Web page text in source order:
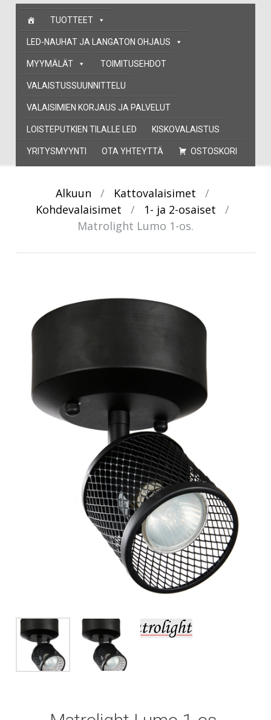
Skip
content
TUOTTEET
LED-NAUHAT JA LANGATON OHJAUS
MYYMÄLÄT TOIMITUSEHDOT
VALAISTUSSUUNNITTELU
VALAISIMIEN KORJAUS JA PALVELUT
LOISTEPUTKIEN TILALLE LED KISKOVALAISTUS
YRITYSMYYNTI OTA YHTEYTTÄ OSTOSKORI
Alkuun / Kattovalaisimet
/
Kohdevalaisimet
/ 1- ja 2-osaiset
/
Matrolight Lumo 1-os.